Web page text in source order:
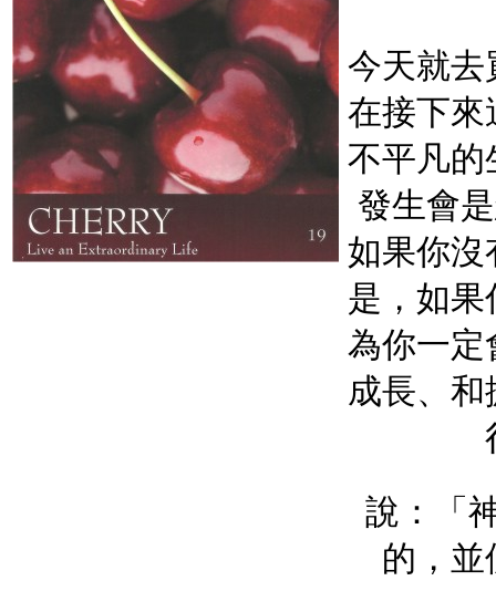
今天就去
在接下來
不平凡的
發生會
如果你沒
是，如果
為你一定
成長、
說：「
的，並